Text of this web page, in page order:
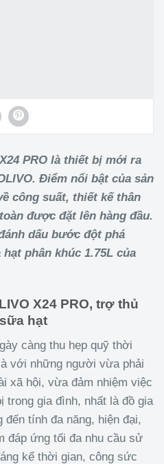
PRO là thiết bị mới ra
Điểm nổi bật của sản
công suất, thiết kế thân
được đặt lên hàng đầu.
dấu bước đột phá
phân khúc 1.75L của
X24 PRO, trợ thủ
hạt
càng thu hẹp quỹ thời
với những người vừa phải
xã hội, vừa đảm nhiệm việc
trong gia đình, nhất là đồ gia
đến tính đa năng, hiện đại,
đáp ứng tối đa nhu cầu sử
kể thời gian, công sức